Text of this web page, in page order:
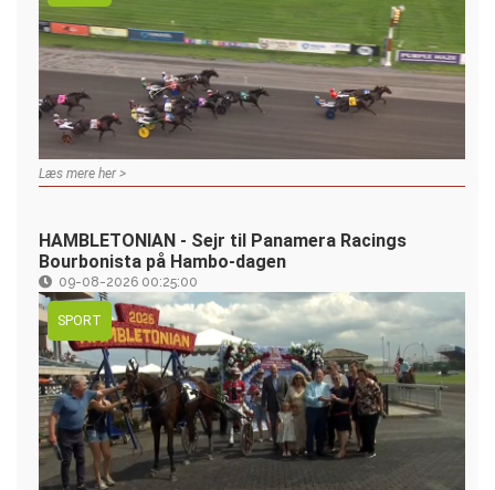
Læs mere her >
HAMBLETONIAN - Sejr til Panamera Racings
Bourbonista på Hambo-dagen
09-08-2026 00:25:00
SPORT